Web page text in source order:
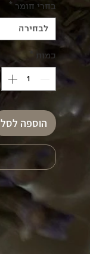
בחרי חומר *
לבחירה
כמות *
הוספה לסל